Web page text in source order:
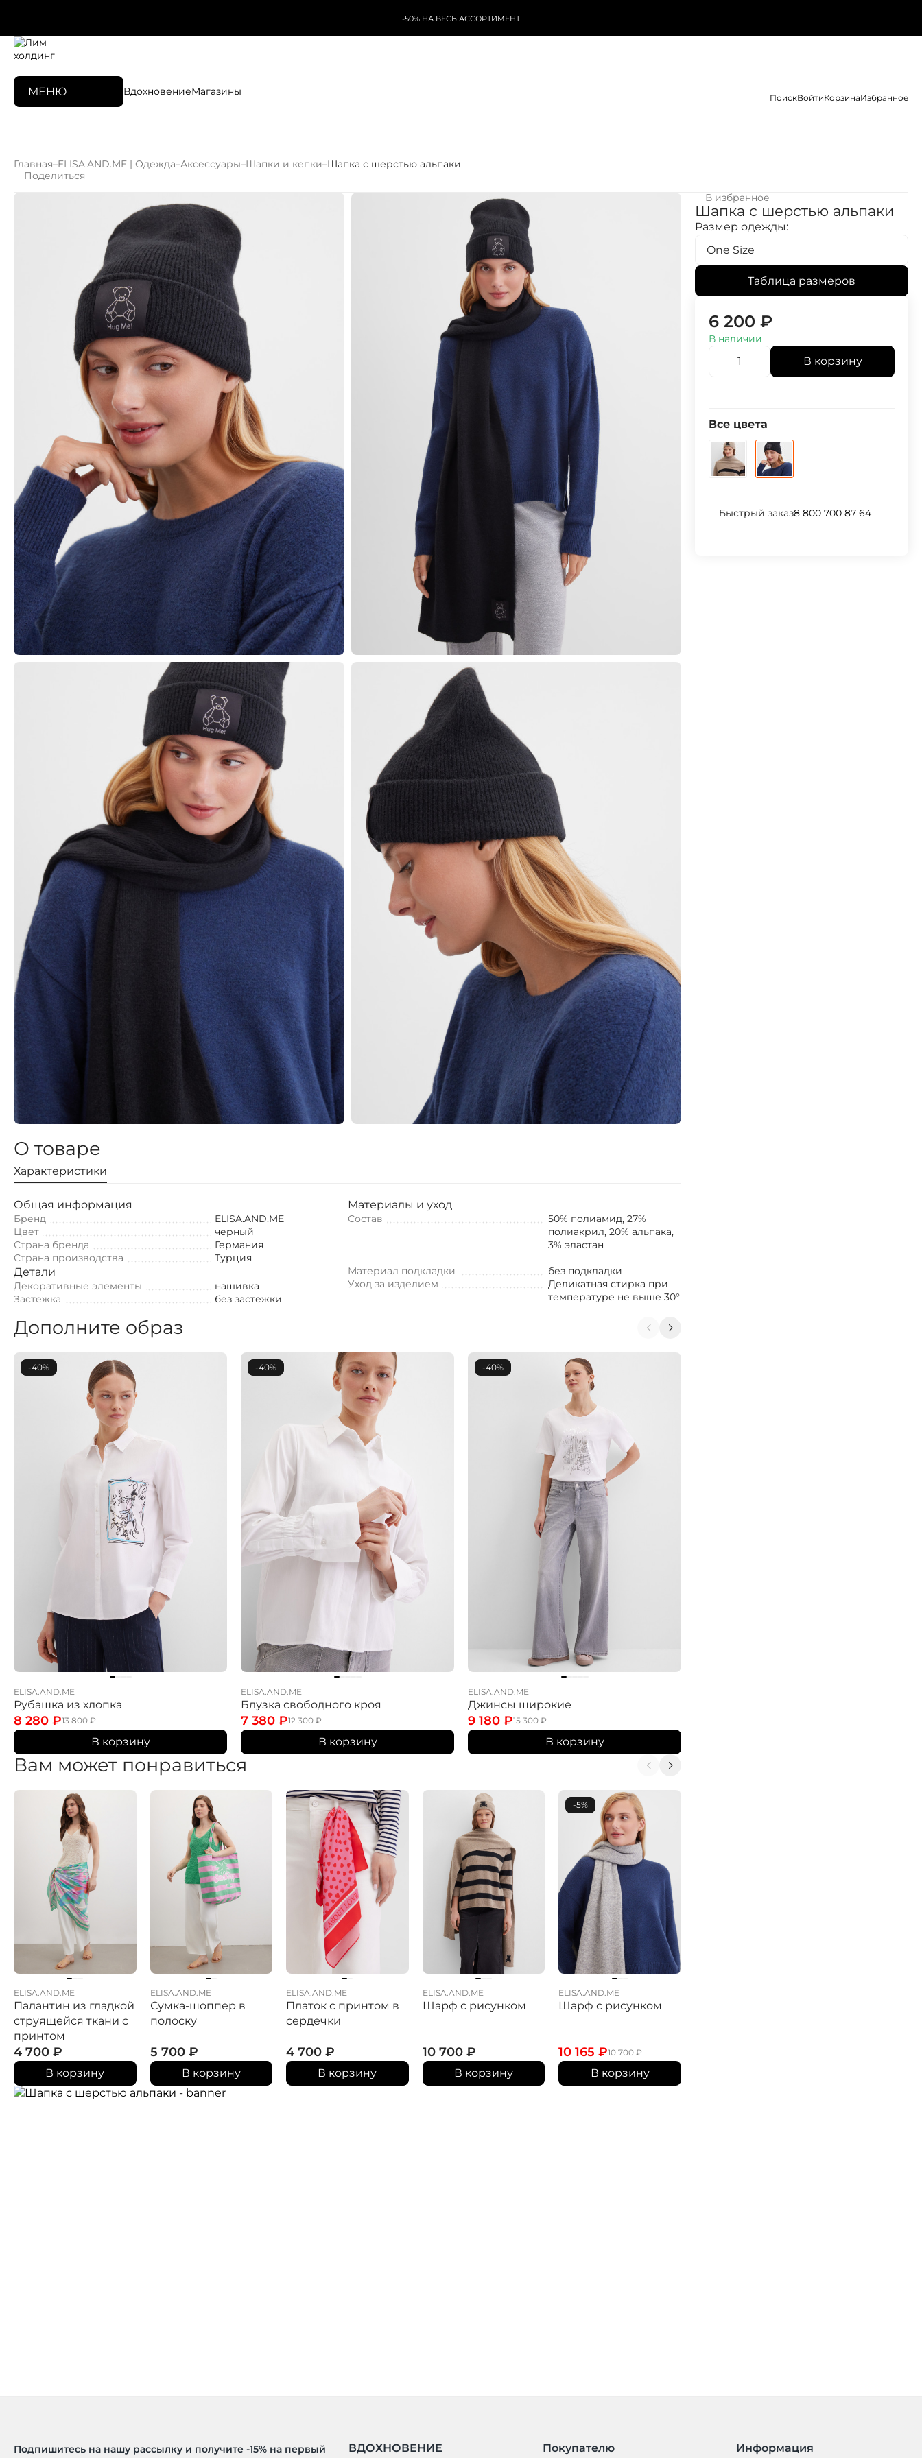
-50% НА ВЕСЬ АССОРТИМЕНТ
МЕНЮ ВдохновениеМагазины
ПоискВойтиКорзинаИзбранное
Главная–ELISA.AND.ME | Одежда–Аксессуары–Шапки и кепки–Шапка с шерстью альпаки
Поделиться
О товаре
Характеристики
Общая информация
Бренд
ELISA.AND.ME
Цвет
черный
Страна бренда
Германия
Страна производства
Турция
Детали
Декоративные элементы
нашивка
Застежка
без застежки
Материалы и уход
Состав
50% полиамид, 27%
полиакрил, 20% альпака,
3% эластан
Материал подкладки
без подкладки
Уход за изделием
Деликатная стирка при
температуре не выше 30°
Дополните образ
-40%
ELISA.AND.ME
Рубашка из хлопка
13 800₽
8 280 ₽
В корзину
-40%
ELISA.AND.ME
Блузка свободного кроя
12 300₽
7 380 ₽
В корзину
-40%
ELISA.AND.ME
Джинсы широкие
15 300₽
9 180 ₽
В корзину
Вам может понравиться
ELISA.AND.ME
Палантин из гладкой
струящейся ткани с
принтом
4 700 ₽
В корзину
ELISA.AND.ME
Сумка-шоппер в
полоску
5 700 ₽
В корзину
ELISA.AND.ME
Платок с принтом в
сердечки
4 700₽
В корзину
ELISA.AND.ME
Шарф с рисунком
10 700 ₽
В корзину
-5%
ELISA.AND.ME
Шарф с рисунком
10 700₽
10 165₽
В корзину
В избранное
Шапка с шерстью альпаки
Размер одежды:
One Size
Таблица размеров
6 200 ₽
В наличии
В корзину
Все цвета
Быстрый заказ8 800 700 87 64
Подпишитесь на нашу рассылку и получите -15% на первый ВДОХНОВЕНИЕ Покупателю Информация